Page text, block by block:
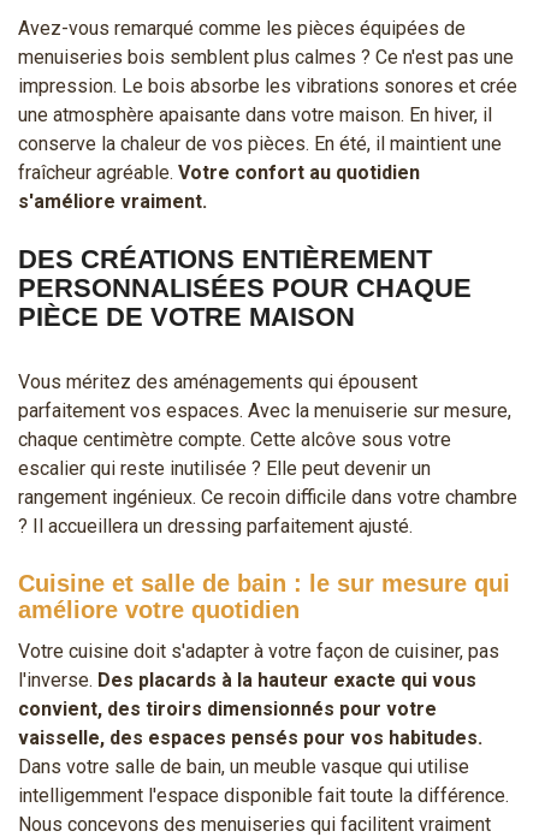
Avez-vous remarqué comme les pièces équipées de
menuiseries bois semblent plus calmes ? Ce n'est pas une
impression. Le bois absorbe les vibrations sonores et crée
une atmosphère apaisante dans votre maison. En hiver, il
conserve la chaleur de vos pièces. En été, il maintient une
fraîcheur agréable. Votre confort au quotidien
s'améliore vraiment.
DES CRÉATIONS ENTIÈREMENT
PERSONNALISÉES POUR CHAQUE
PIÈCE DE VOTRE MAISON
Vous méritez des aménagements qui épousent
parfaitement vos espaces. Avec la menuiserie sur mesure,
chaque centimètre compte. Cette alcôve sous votre
escalier qui reste inutilisée ? Elle peut devenir un
rangement ingénieux. Ce recoin difficile dans votre chambre
? Il accueillera un dressing parfaitement ajusté.
Cuisine et salle de bain : le sur mesure qui
améliore votre quotidien
Votre cuisine doit s'adapter à votre façon de cuisiner, pas
l'inverse. Des placards à la hauteur exacte qui vous
convient, des tiroirs dimensionnés pour votre
vaisselle, des espaces pensés pour vos habitudes.
Dans votre salle de bain, un meuble vasque qui utilise
intelligemment l'espace disponible fait toute la différence.
Nous concevons des menuiseries qui facilitent vraiment